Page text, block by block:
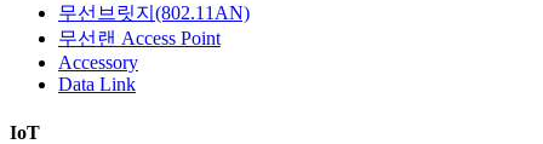
무선브릿지(802.11AN)
무선랜 Access Point
Accessory
Data Link
IoT